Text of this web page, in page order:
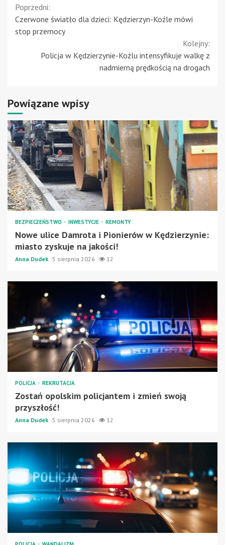
Continue
Reading
Poprzedni:
Czerwone światło dla dzieci: Kędzierzyn-Koźle mówi
stop przemocy
Kolejny:
Policja w Kędzierzynie-Koźlu intensyfikuje walkę z
nadmierną prędkością na drogach
Powiązane wpisy
BEZPIECZEŃSTWO INWESTYCJE REMONTY
Nowe ulice Damrota i Pionierów w Kędzierzynie:
miasto zyskuje na jakości!
Anna Dudek 5 sierpnia 2026 12
POLICJA REKRUTACJA
Zostań opolskim policjantem i zmień swoją
przyszłość!
Anna Dudek 5 sierpnia 2026 12